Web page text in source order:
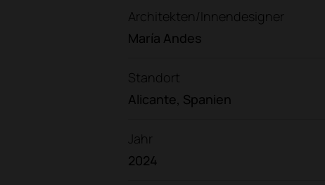
Architekten/Innendesigner
María Andes
Standort
Alicante, Spanien
Jahr
2024